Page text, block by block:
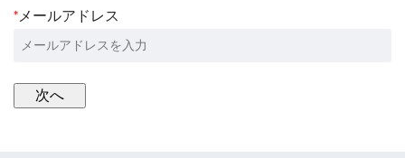
*メールアドレス